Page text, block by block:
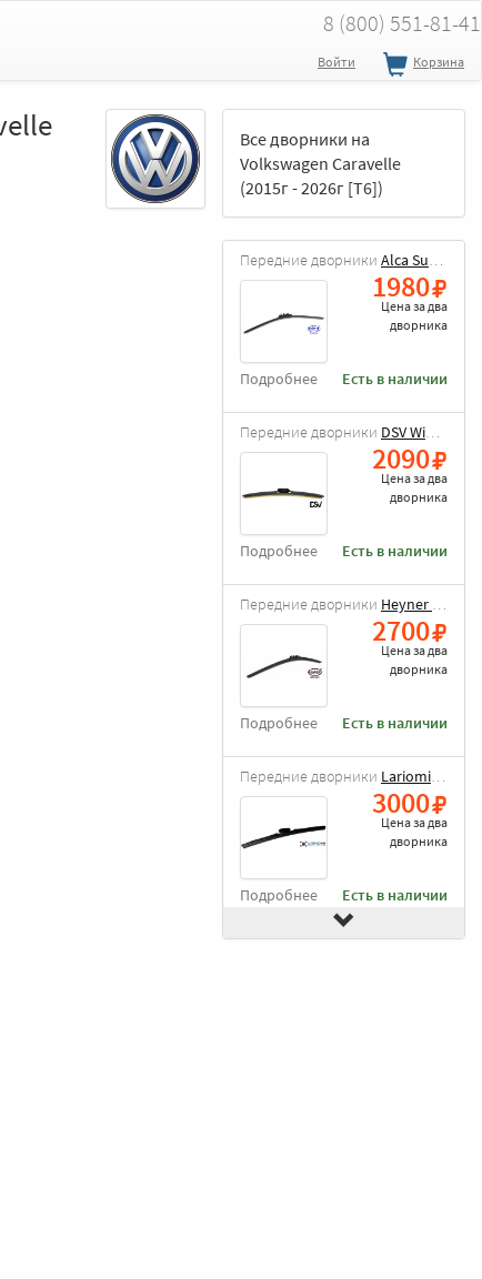
8 (800) 551-81-41
Войти Корзина
Все дворники на
Volkswagen Caravelle
(2015г - 2026г [T6])
Передние дворники Alca Super Flat
1980
Цена задва
дворника
Есть в наличии
Подробнее
Передние дворники DSV Wiper Blade
2090
Цена задва
дворника
Есть в наличии
Подробнее
Передние дворники Heyner All Season
2700
Цена задва
дворника
Есть в наличии
Подробнее
Передние дворники Lariomi Hybrid
3000
Цена задва
дворника
Есть в наличии
Подробнее